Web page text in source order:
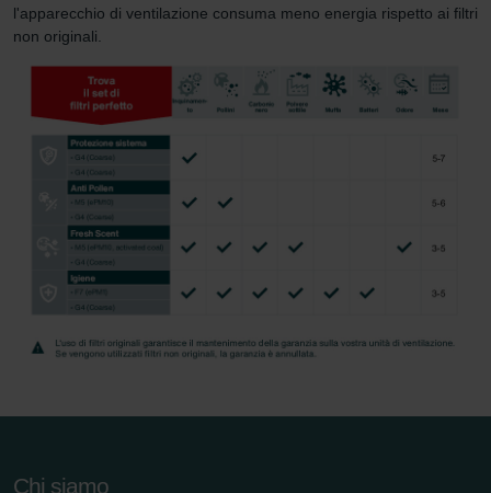
l'apparecchio di ventilazione consuma meno energia rispetto ai filtri
non originali.
Chi siamo